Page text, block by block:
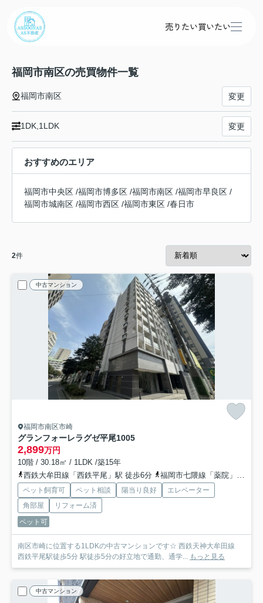
売りたい買いたい
福岡市南区の売買物件一覧
福岡市南区 変更
1DK,1LDK 変更
おすすめのエリア
福岡市中央区 /福岡市博多区 /福岡市南区 /福岡市早良区 /
福岡市城南区 /福岡市西区 /福岡市東区 /春日市
2件
中古マンション
福岡市南区市崎
グランフォーレラグゼ平尾1005
2,899万円
10階 / 30.18㎡ / 1LDK /築15年
西鉄大牟田線「西鉄平尾」駅 徒歩6分
福岡市七隈線「薬院」駅 徒歩15分
ペット飼育可 ペット相談 陽当り良好
エレベーター
角部屋
リフォーム済
ペット可
南区市崎に位置する1LDKの中古マンションです☆ 西鉄天神大牟田線
西鉄平尾駅徒歩5分 駅徒歩5分の好立地で通勤、通学...
もっと見る
中古マンション